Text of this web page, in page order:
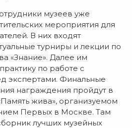
музеев уже
мероприятия для
В них входят
турниры и лекции по
«Знание». Далее им
по работе с
экспертами. Финальные
награждения пройдут в
жива», организуемом
Первых в Москве. Там
лучших музейных